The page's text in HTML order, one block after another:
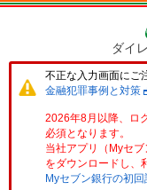
ダイ
不正な入力画面にご
金融犯罪事例と対策
2026年8月以降、ロ
必須となります。
当社アプリ（Myセ
をダウンロードし、
Myセブン銀行の初回